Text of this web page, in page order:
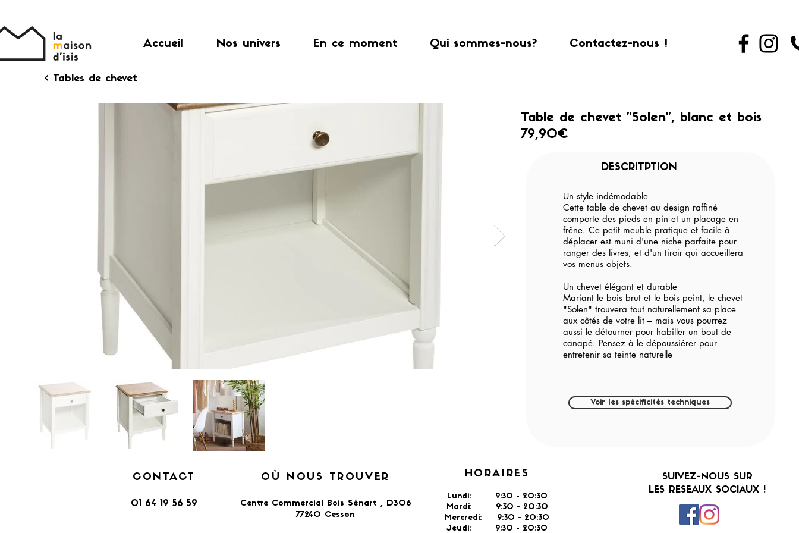
Accueil Nos univers En ce moment Qui sommes-nous? Contactez-nous !
< Tables de chevet
Table de chevet "Solen", blanc et bois
79,90€
DESCRITPTION
Un style indémodable
Cette table de chevet au design raffiné
comporte des pieds en pin et un placage en
frêne. Ce petit meuble pratique et facile à
déplacer est muni d'une niche parfaite pour
ranger des livres, et d'un tiroir qui accueillera
vos menus objets.
Un chevet élégant et durable
Mariant le bois brut et le bois peint, le chevet
"Solen" trouvera tout naturellement sa place
aux côtés de votre lit – mais vous pourrez
aussi le détourner pour habiller un bout de
canapé. Pensez à le dépoussiérer pour
entretenir sa teinte naturelle
Voir les spécificités techniques
CONTACT
01 64 19 56 59
OÙ NOUS TROUVER
Centre Commercial Bois Sénart , D306
77240 Cesson​
HORAIRES
Lundi: 9:30 - 20:30
Mardi: 9:30 - 20:30
Mercredi: 9:30 - 20:30
Jeudi: 9:30 - 20:30
SUIVEZ-NOUS SUR
LES RESEAUX SOCIAUX !